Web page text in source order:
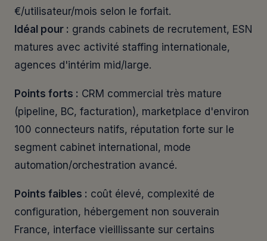
€/utilisateur/mois selon le forfait.
Idéal pour : grands cabinets de recrutement, ESN
matures avec activité staffing internationale,
agences d'intérim mid/large.
Points forts : CRM commercial très mature
(pipeline, BC, facturation), marketplace d'environ
100 connecteurs natifs, réputation forte sur le
segment cabinet international, mode
automation/orchestration avancé.
Points faibles : coût élevé, complexité de
configuration, hébergement non souverain
France, interface vieillissante sur certains